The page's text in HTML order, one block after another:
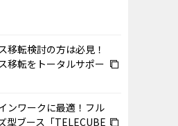
移転検討の方は必見！
移転をトータルサポー
ンワークに最適！フル
型ブース「TELECUBE